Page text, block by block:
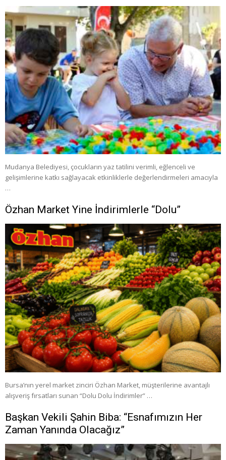
Mudanya Belediyesi, çocukların yaz tatilini verimli, eğlenceli ve
gelişimlerine katkı sağlayacak etkinliklerle değerlendirmeleri amacıyla
…
Özhan Market Yine İndirimlerle “Dolu”
Bursa’nın yerel market zinciri Özhan Market, müşterilerine avantajlı
alışveriş fırsatları sunan “Dolu Dolu İndirimler” …
Başkan Vekili Şahin Biba: “Esnafımızın Her
Zaman Yanında Olacağız”